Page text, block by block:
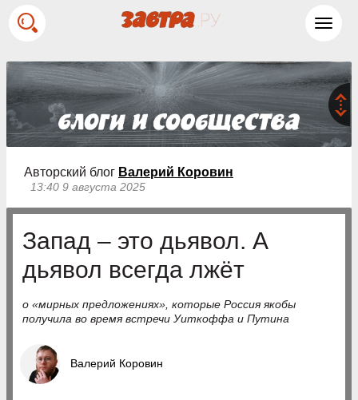
Авторский блог Валерий Коровин
13:40 9 августа 2025
Запад – это дьявол. А
дьявол всегда лжёт
о «мирных предложениях», которые Россия якобы
получила во время встречи Уиткоффа и Путина
Валерий Коровин